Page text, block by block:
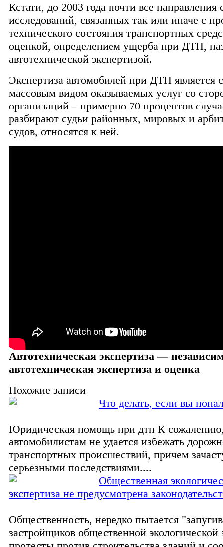
Кстати, до 2003 года почти все направления
исследований, связанных так или иначе с
технического состояния транспортных
оценкой, определением ущерба при ДТП,
автотехнической экспертизой.
Экспертиза автомобилей при ДТП является
массовым видом оказываемых услуг со
организаций – примерно 70 процентов
разбирают судьи районных, мировых и
судов, относятся к ней.
Автотехническая экспертиза —
автотехническая экспертиза и оценка
Похожие записи
Что делать, если вы
Юридическая помощь при дтп К
автомобилистам не удается избежать
транспортных происшествий, причем
серьезными последствиями....
Общественная
экспертиза не предусмотрена
Общественность, нередко пытается
застройщиков общественной экологической